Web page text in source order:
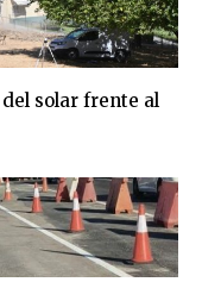
solar frente al